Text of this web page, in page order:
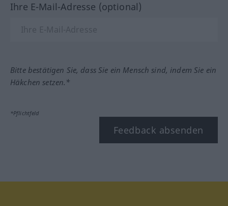
Ihre E-Mail-Adresse (optional)
Bitte bestätigen Sie, dass Sie ein Mensch sind, indem Sie ein
Häkchen setzen.*
*Pflichtfeld
Feedback absenden